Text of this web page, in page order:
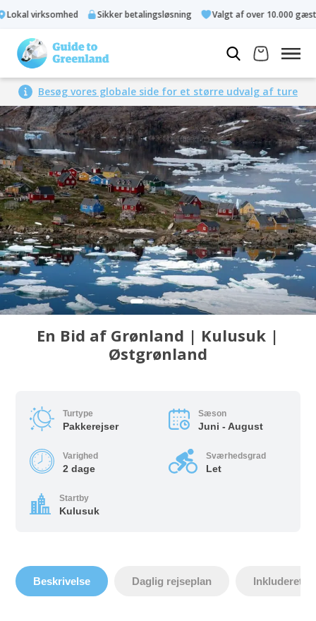
virksomhed Sikker betalingsløsning Valgt af over 10.000 gæster
Besøg vores globale side for et større udvalg af ture
En Bid af Grønland | Kulusuk |
Østgrønland
Turtype
Pakkerejser
Sæson
Juni - August
Varighed
2 dage
Sværhedsgrad
Let
Startby
Kulusuk
Beskrivelse Daglig rejseplan Inkluderet